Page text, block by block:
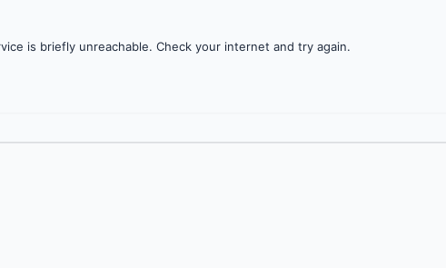
is briefly unreachable. Check your internet and try again.